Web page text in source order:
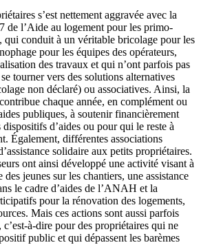
s’est nettement aggravée avec la
de l’Aide au logement pour les primo-
qui conduit à un véritable bricolage pour les
pour les équipes des opérateurs,
des travaux et qui n’ont parfois pas
tourner vers des solutions alternatives
non déclaré) ou associatives. Ainsi, la
chaque année, en complément ou
publiques, à soutenir financièrement
dispositifs d’aides ou pour qui le reste à
Également, différentes associations
solidaire aux petits propriétaires.
ont ainsi développé une activité visant à
jeunes sur les chantiers, une assistance
le cadre d’aides de l’ANAH et la
pour la rénovation des logements,
Mais ces actions sont aussi parfois
c’est-à-dire pour des propriétaires qui ne
public et qui dépassent les barèmes